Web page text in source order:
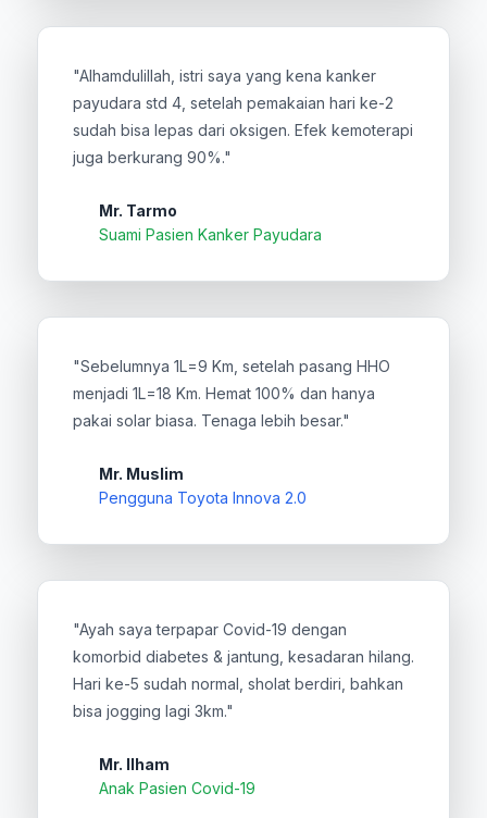
"Alhamdulillah, istri saya yang kena kanker
payudara std 4, setelah pemakaian hari ke-2
sudah bisa lepas dari oksigen. Efek kemoterapi
juga berkurang 90%."
Mr. Tarmo
Suami Pasien Kanker Payudara
"Sebelumnya 1L=9 Km, setelah pasang HHO
menjadi 1L=18 Km. Hemat 100% dan hanya
pakai solar biasa. Tenaga lebih besar."
Mr. Muslim
Pengguna Toyota Innova 2.0
"Ayah saya terpapar Covid-19 dengan
komorbid diabetes & jantung, kesadaran hilang.
Hari ke-5 sudah normal, sholat berdiri, bahkan
bisa jogging lagi 3km."
Mr. Ilham
Anak Pasien Covid-19